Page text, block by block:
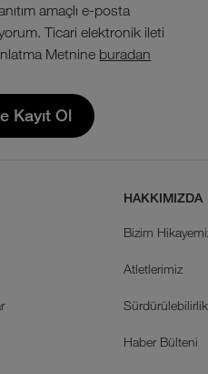
amaçlı e-posta
Ticari elektronik ileti
Metnine buradan
Kayıt Ol
HAKKIMIZDA
Bizim
Atletlerimiz
Sürdürülebilirlik
Haber Bülteni